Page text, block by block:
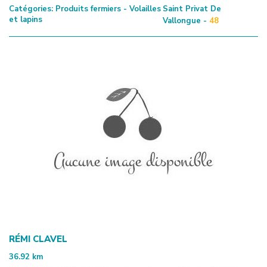
Catégories: Produits fermiers - Volailles
et lapins
Saint Privat De
Vallongue - 48
RÉMI CLAVEL
36.92 km